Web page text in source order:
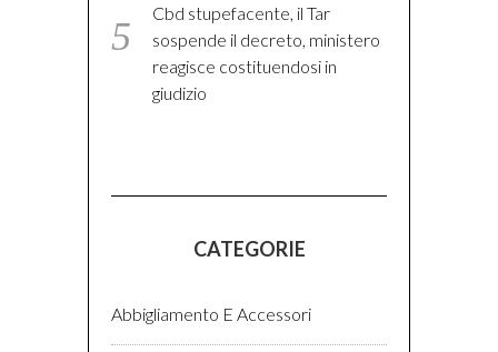
Cbd stupefacente, il Tar
sospende il decreto, ministero
reagisce costituendosi in
giudizio
CATEGORIE
Abbigliamento E Accessori